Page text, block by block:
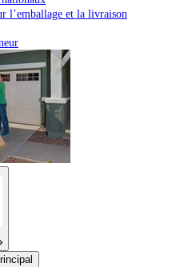
l’emballage et la livraison